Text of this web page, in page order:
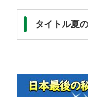
タイトル夏